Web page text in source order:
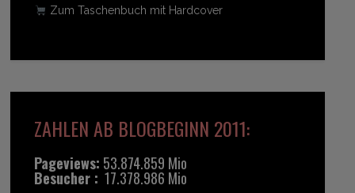
Zum Taschenbuch mit Hardcover
ZAHLEN AB BLOGBEGINN 2011:
Pageviews: 53.874.859 Mio
Besucher : 17.378.986 Mio